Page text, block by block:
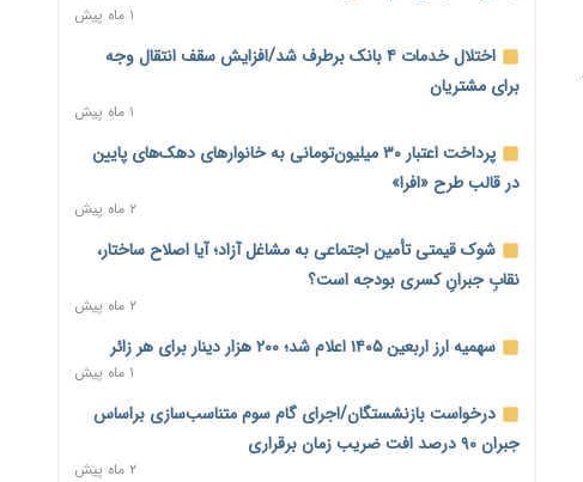
محدودیت تازه برای شبکه بانکی؛ افزایش سپرده قانونی با هدف
کنترل تورم
ترمز تولید خودرو کشیده شد؛ افت ۲۵ درصدی تیراژ ایران‌خودرو،
سایپا و پارس‌خودرو
بنگاه‌داری بانک‌ها؛ مانع بزرگ خانه‌دار شدن مستأجران
نماینده مجلس: توسعه مرزهای زمینی به راهبرد تأمین کالاهای
اساسی تبدیل شود
خانه کارگر قزوین: شکاف دستمزد و هزینه معیشت هر روز عمیق‌تر
می‌شود
۱ ماه پیش
اختلال خدمات ۴ بانک برطرف شد/افزایش سقف انتقال وجه
برای مشتریان
۱ ماه پیش
پرداخت اعتبار ۳۰ میلیون‌تومانی به خانوارهای دهک‌های پایین
در قالب طرح «افرا»
۲ ماه پیش
شوک قیمتی تأمین اجتماعی به مشاغل آزاد؛ آیا اصلاح ساختار،
نقابِ جبرانِ کسری بودجه است؟
۲ ماه پیش
سهمیه ارز اربعین ۱۴۰۵ اعلام شد؛ ۲۰۰ هزار دینار برای هر زائر
۱ ماه پیش
درخواست بازنشستگان/اجرای گام سوم متناسب‌سازی براساس
جبران ۹۰ درصد افت ضریب زمان برقراری
۲ ماه پیش